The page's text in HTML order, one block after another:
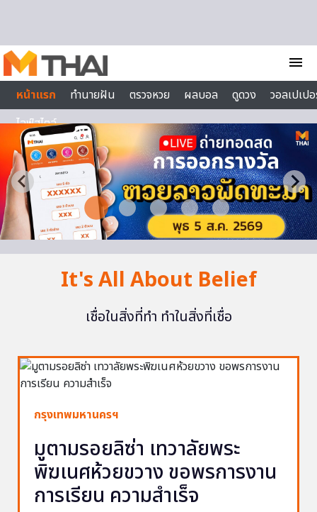
menu
หน้าแรก
ทำนายฝัน ตรวจหวย ผลบอล ดูดวง
วอลเปเป
ไลฟ์สไตล์
It's All About Belief
เชื่อในสิ่งที่ทำ ทำในสิ่งที่เชื่อ
กรุงเทพมหานครฯ
มูตามรอยลิซ่า เทวาลัยพระ
พิฆเนศห้วยขวาง ขอพรการงาน
การเรียน ความสำเร็จ